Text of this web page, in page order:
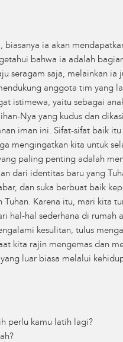
ia akan
bahwa ia adalah
seragam saja, melainkan ia
anggota tim yang
istimewa, yaitu sebagai
Nya yang kudus dan
iman ini. Sifat-sifat baik
mengingatkan kita untuk
paling penting adalah
dari identitas baru yang
dan suka berbuat baik
Karena itu, mari kita
hal-hal sederhana di rumah
kesulitan, tulus
kita rajin mengemas dan
luar biasa melalui
perlu kamu latih lagi?